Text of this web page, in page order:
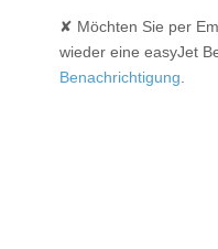
✘ Möchten Sie per
wieder eine easyJet
Benachrichtigung